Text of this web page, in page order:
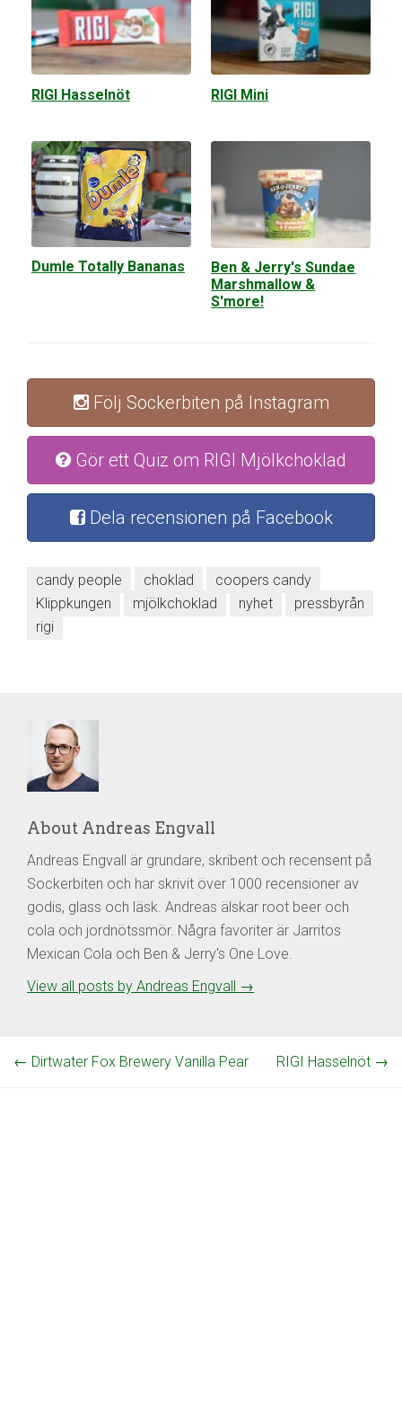
RIGI Hasselnöt RIGI Mini
Dumle Totally Bananas
Ben & Jerry's Sundae
Marshmallow &
S'more!
Följ Sockerbiten på Instagram
Gör ett Quiz om RIGI Mjölkchoklad
Dela recensionen på Facebook
candy people choklad
coopers candy
Klippkungen
mjölkchoklad nyhet
pressbyrån
rigi
About Andreas Engvall
Andreas Engvall är grundare, skribent och recensent på
Sockerbiten och har skrivit över 1000 recensioner av
godis, glass och läsk. Andreas älskar root beer och
cola och jordnötssmör. Några favoriter är Jarritos
Mexican Cola och Ben & Jerry's One Love.
View all posts by Andreas Engvall →
← Dirtwater Fox Brewery Vanilla Pear RIGI Hasselnöt →